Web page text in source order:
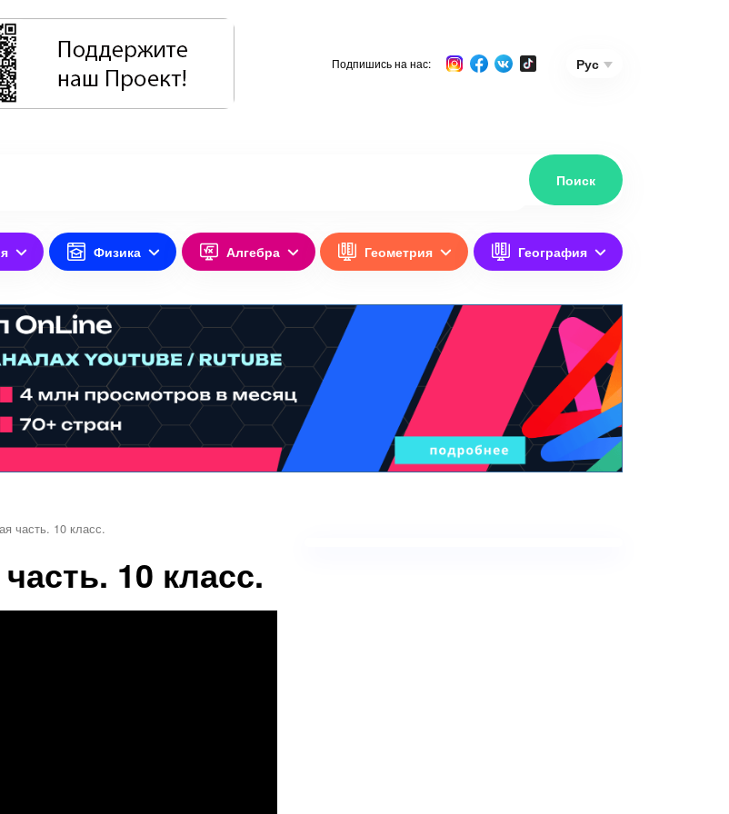
Подпишись на нас: Рус
Физика Алгебра Геометрия География
часть. 10 класс.
10 класс.